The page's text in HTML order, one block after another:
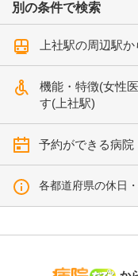
別の条件で検索
上社駅の周辺駅
機能・特徴(女性
す(上社駅)
予約ができる病
各都道府県の休日